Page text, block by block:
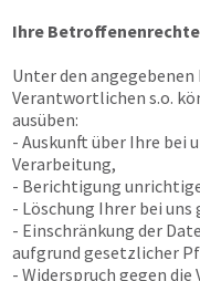
Ihre Betroffenenrechte
Unter den
Verantwortlichen s.o.
ausüben:
- Auskunft über Ihre bei
Verarbeitung,
- Berichtigung
- Löschung Ihrer bei
- Einschränkung der
aufgrund gesetzlicher
- Widerspruch gegen